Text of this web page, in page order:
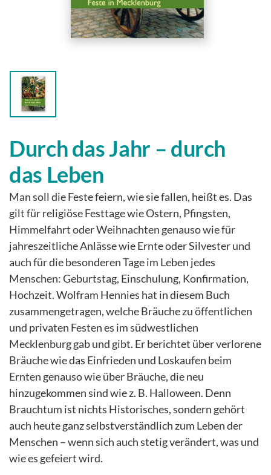
Durch das Jahr – durch
das Leben
Man soll die Feste feiern, wie sie fallen, heißt es. Das
gilt für religiöse Festtage wie Ostern, Pfingsten,
Himmelfahrt oder Weihnachten genauso wie für
jahreszeitliche Anlässe wie Ernte oder Silvester und
auch für die besonderen Tage im Leben jedes
Menschen: Geburtstag, Einschulung, Konfirmation,
Hochzeit. Wolfram Hennies hat in diesem Buch
zusammengetragen, welche Bräuche zu öffentlichen
und privaten Festen es im südwestlichen
Mecklenburg gab und gibt. Er berichtet über verlorene
Bräuche wie das Einfrieden und Loskaufen beim
Ernten genauso wie über Bräuche, die neu
hinzugekommen sind wie z. B. Halloween. Denn
Brauchtum ist nichts Historisches, sondern gehört
auch heute ganz selbstverständlich zum Leben der
Menschen – wenn sich auch stetig verändert, was und
wie es gefeiert wird.